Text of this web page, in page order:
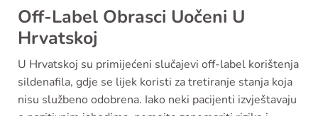
Off-Label Obrasci Uočeni U
Hrvatskoj
U Hrvatskoj su primijećeni slučajevi off-label korištenja
sildenafila, gdje se lijek koristi za tretiranje stanja koja
nisu službeno odobrena. Iako neki pacijenti izvještavaju